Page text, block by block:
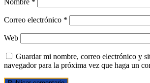
Nombre *
Correo electrónico *
Web
Guardar mi nombre, correo electrónico y
navegador para la próxima vez que haga un